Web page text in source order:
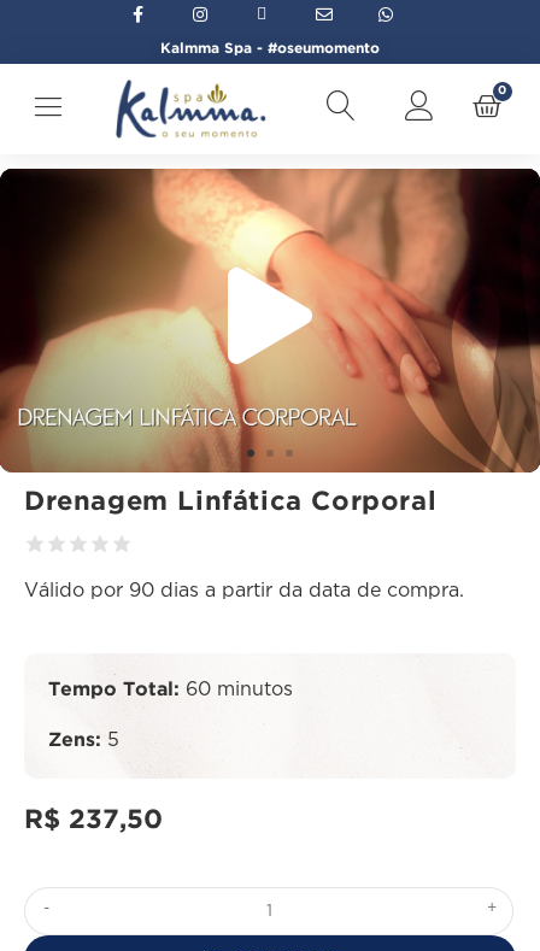
Kalmma Spa - #oseumomento
0
Bem-estar Corporal
Drenagem Linfática Corporal
Válido por 90 dias a partir da data de compra.
Tempo Total: 60 minutos
Zens: 5
R$ 237,50
- +